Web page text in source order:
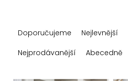
aDoporučujeme Nejlevnější
Nejprodávanější
Abecedně